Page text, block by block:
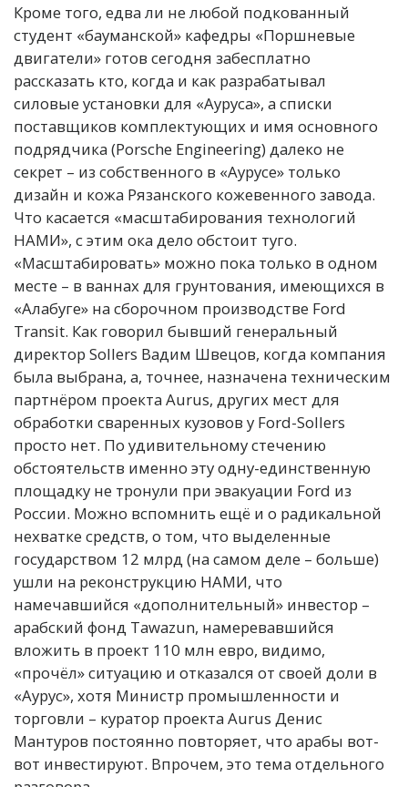
Кроме того, едва ли не любой подкованный
студент «бауманской» кафедры «Поршневые
двигатели» готов сегодня забесплатно
рассказать кто, когда и как разрабатывал
силовые установки для «Ауруса», а списки
поставщиков комплектующих и имя основного
подрядчика (Porsche Engineering) далеко не
секрет – из собственного в «Аурусе» только
дизайн и кожа Рязанского кожевенного завода.
Что касается «масштабирования технологий
НАМИ», с этим ока дело обстоит туго.
«Масштабировать» можно пока только в одном
месте – в ваннах для грунтования, имеющихся в
«Алабуге» на сборочном производстве Ford
Transit. Как говорил бывший генеральный
директор Sollers Вадим Швецов, когда компания
была выбрана, а, точнее, назначена техническим
партнёром проекта Aurus, других мест для
обработки сваренных кузовов у Ford-Sollers
просто нет. По удивительному стечению
обстоятельств именно эту одну-единственную
площадку не тронули при эвакуации Ford из
России. Можно вспомнить ещё и о радикальной
нехватке средств, о том, что выделенные
государством 12 млрд (на самом деле – больше)
ушли на реконструкцию НАМИ, что
намечавшийся «дополнительный» инвестор –
арабский фонд Tawazun, намеревавшийся
вложить в проект 110 млн евро, видимо,
«прочёл» ситуацию и отказался от своей доли в
«Аурус», хотя Министр промышленности и
торговли – куратор проекта Aurus Денис
Мантуров постоянно повторяет, что арабы вот-
вот инвестируют. Впрочем, это тема отдельного